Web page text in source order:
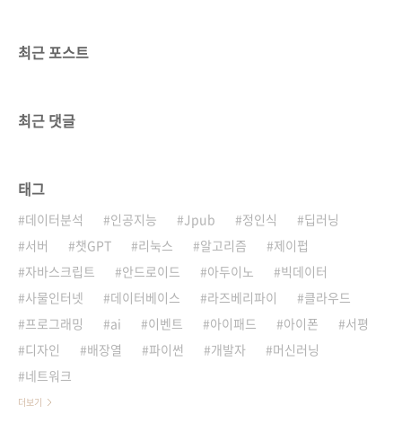
최근 포스트
최근 댓글
태그
데이터분석 인공지능 Jpub 정인식
딥러닝
서버
챗GPT 리눅스 알고리즘
제이펍
자바스크립트
안드로이드 아두이노
빅데이터
사물인터넷
데이터베이스 라즈베리파이
클라우드
프로그래밍
ai 이벤트 아이패드 아이폰
서평
디자인
배장열 파이썬 개발자
머신러닝
네트워크
더보기